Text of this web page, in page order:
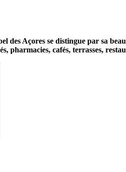
des Açores se distingue par sa
pharmacies, cafés, terrasses,